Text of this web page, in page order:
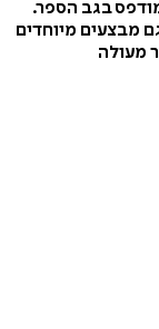
בגב הספר.
מבצעים מיוחדים
מעולה